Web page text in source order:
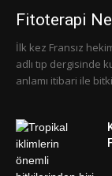
Fitoterapi
İlk kez Fransız
adlı tıp dergisinde
anlamı itibari ile